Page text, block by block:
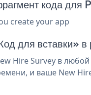
кода
create your app
для вставки»
Hire Survey в
и ваше New